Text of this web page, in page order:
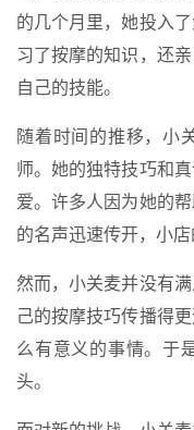
的几个月里，她投入
习了按摩的知识，还
自己的技能。
随着时间的推移，小
师。她的独特技巧和
爱。许多人因为她的
的名声迅速传开，小店
然而，小关麦并没有
己的按摩技巧传播得
么有意义的事情。于
头。